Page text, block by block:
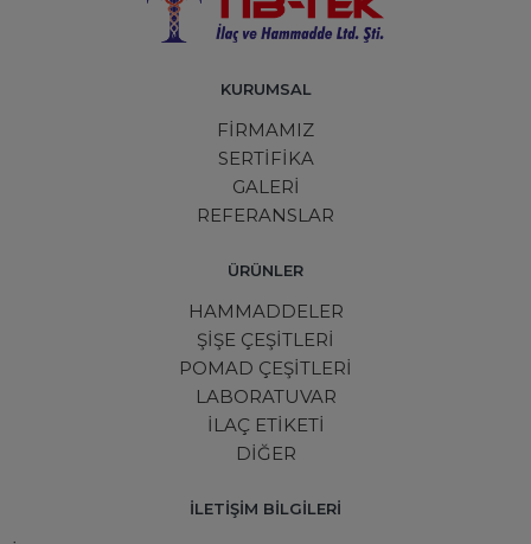
KURUMSAL
FİRMAMIZ
SERTİFİKA
GALERİ
REFERANSLAR
ÜRÜNLER
HAMMADDELER
ŞİŞE ÇEŞİTLERİ
POMAD ÇEŞİTLERİ
LABORATUVAR
İLAÇ ETİKETİ
DİĞER
İLETİŞİM BİLGİLERİ